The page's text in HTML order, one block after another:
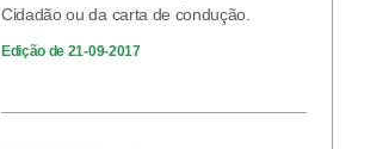
Cidadão ou da carta de condução.
Edição de 21-09-2017